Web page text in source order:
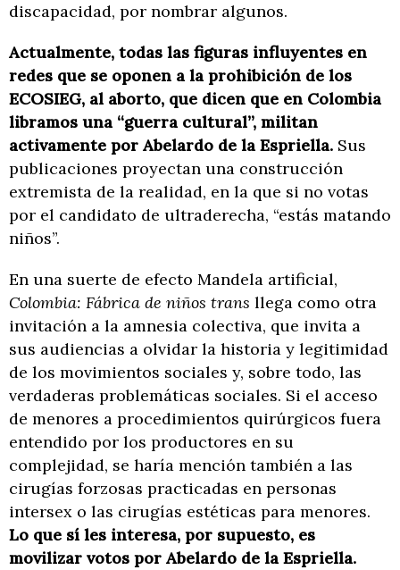
discapacidad, por nombrar algunos.
Actualmente, todas las figuras influyentes en
redes que se oponen a la prohibición de los
ECOSIEG, al aborto, que dicen que en Colombia
libramos una “guerra cultural”, militan
activamente por Abelardo de la Espriella. Sus
publicaciones proyectan una construcción
extremista de la realidad, en la que si no votas
por el candidato de ultraderecha, “estás matando
niños”.
En una suerte de efecto Mandela artificial,
Colombia: Fábrica de niños trans llega como otra
invitación a la amnesia colectiva, que invita a
sus audiencias a olvidar la historia y legitimidad
de los movimientos sociales y, sobre todo, las
verdaderas problemáticas sociales. Si el acceso
de menores a procedimientos quirúrgicos fuera
entendido por los productores en su
complejidad, se haría mención también a las
cirugías forzosas practicadas en personas
intersex o las cirugías estéticas para menores.
Lo que sí les interesa, por supuesto, es
movilizar votos por Abelardo de la Espriella.